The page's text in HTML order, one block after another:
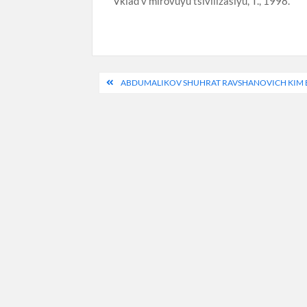
PostABDUMALIKOV SHUHRAT RAVSHANOVICH KIM